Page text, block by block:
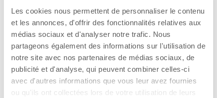
Les cookies nous permettent de personnaliser le contenu
et les annonces, d'offrir des fonctionnalités relatives aux
médias sociaux et d'analyser notre trafic. Nous
partageons également des informations sur l'utilisation de
notre site avec nos partenaires de médias sociaux, de
publicité et d'analyse, qui peuvent combiner celles-ci
avec d'autres informations que vous leur avez fournies
ou qu'ils ont collectées lors de votre utilisation de leurs